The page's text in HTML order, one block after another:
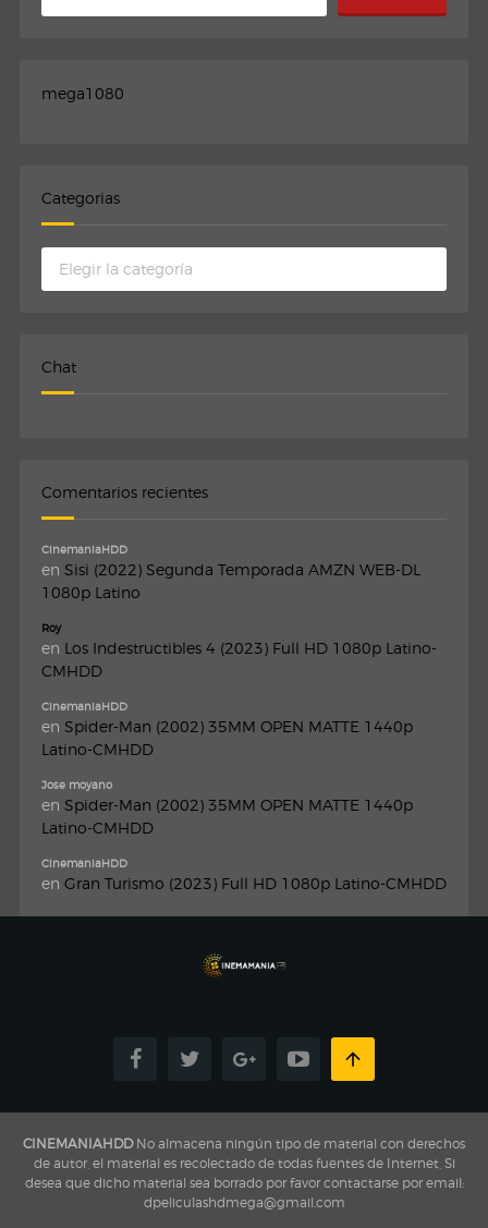
mega1080
Categorias
Categorias
Chat
Comentarios recientes
CinemaniaHDD
en Sisi (2022) Segunda Temporada AMZN WEB-DL
1080p Latino
Roy
en Los Indestructibles 4 (2023) Full HD 1080p Latino-
CMHDD
CinemaniaHDD
en Spider-Man (2002) 35MM OPEN MATTE 1440p
Latino-CMHDD
Jose moyano
en Spider-Man (2002) 35MM OPEN MATTE 1440p
Latino-CMHDD
CinemaniaHDD
en Gran Turismo (2023) Full HD 1080p Latino-CMHDD
CINEMANIAHDDNo almacena ningún tipo de material con derechos
de autor, el material es recolectado de todas fuentes de Internet, Si
desea que dicho material sea borrado por favor contactarse por email:
dpeliculashdmega@gmail.com